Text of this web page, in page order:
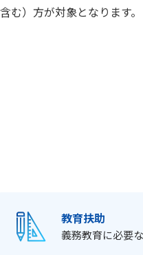
）方が対象となります。
教育扶助
義務教育に必要